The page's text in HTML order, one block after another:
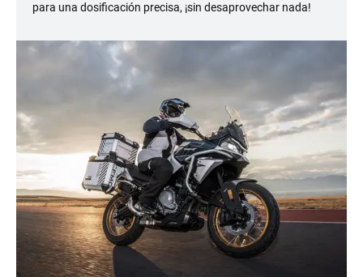
para una dosificación precisa, ¡sin desaprovechar nada!